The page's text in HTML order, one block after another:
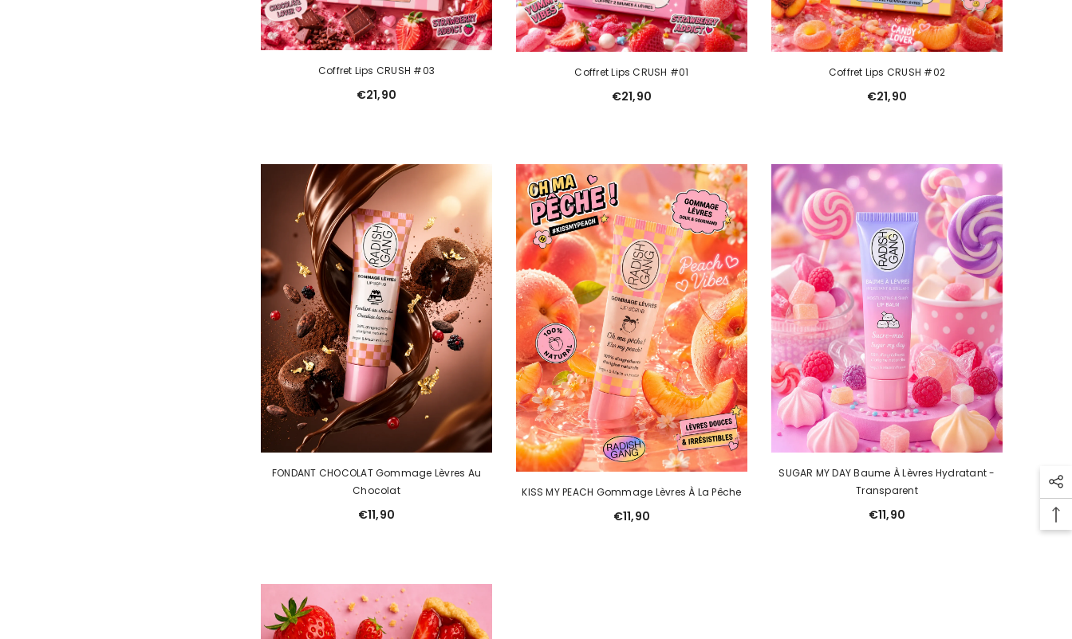
Coffret Lips CRUSH #03
€21,90
Coffret Lips CRUSH #01
€21,90
Coffret Lips CRUSH #02
€21,90
FONDANT CHOCOLAT Gommage Lèvres Au
Chocolat
€11,90
KISS MY PEACH Gommage Lèvres À La Pêche
€11,90
SUGAR MY DAY Baume À Lèvres Hydratant -
Transparent
€11,90